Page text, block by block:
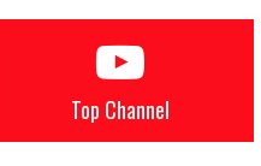
Top Channel